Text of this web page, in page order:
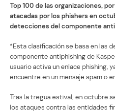
Top 100 de las organizaciones,
atacadas por los phishers en
detecciones del componente
*Esta clasificación se basa en las
componente antiphishing de
usuario activa un enlace phishing,
encuentre en un mensaje spam o
Tras la tregua estival, en octubre
los ataques contra las entidades